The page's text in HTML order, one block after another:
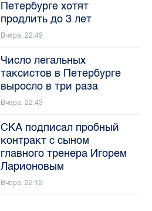
Петербурге хотят
продлить до 3 лет
Вчера, 22:49
Число легальных
таксистов в Петербурге
выросло в три раза
Вчера, 22:43
СКА подписал пробный
контракт с сыном
главного тренера Игорем
Ларионовым
Вчера, 22:12